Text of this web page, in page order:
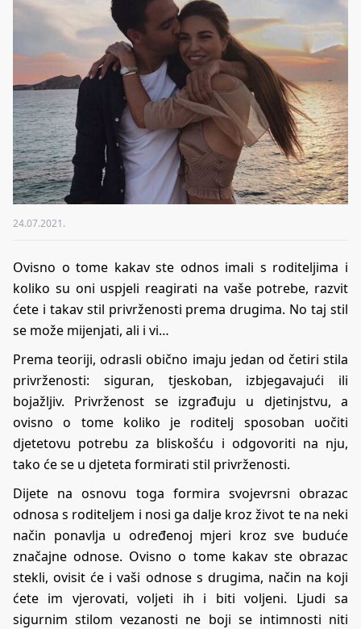
24.07.2021.
Ovisno o tome kakav ste odnos imali s roditeljima i
koliko su oni uspjeli reagirati na vaše potrebe, razvit
ćete i takav stil privrženosti prema drugima. No taj stil
se može mijenjati, ali i vi…
Prema teoriji, odrasli obično imaju jedan od četiri stila
privrženosti: siguran, tjeskoban, izbjegavajući ili
bojažljiv. Privrženost se izgrađuju u djetinjstvu, a
ovisno o tome koliko je roditelj sposoban uočiti
djetetovu potrebu za bliskošću i odgovoriti na nju,
tako će se u djeteta formirati stil privrženosti.
Dijete na osnovu toga formira svojevrsni obrazac
odnosa s roditeljem i nosi ga dalje kroz život te na neki
način ponavlja u određenoj mjeri kroz sve buduće
značajne odnose. Ovisno o tome kakav ste obrazac
stekli, ovisit će i vaši odnose s drugima, način na koji
ćete im vjerovati, voljeti ih i biti voljeni. Ljudi sa
sigurnim stilom vezanosti ne boji se intimnosti niti